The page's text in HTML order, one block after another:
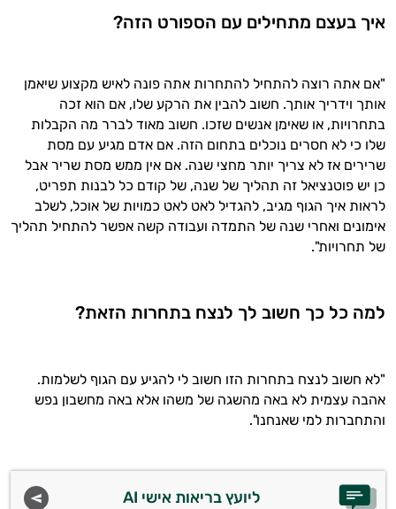
איך בעצם מתחילים עם הספורט הזה?
"אם אתה רוצה להתחיל להתחרות אתה פונה לאיש מקצוע שיאמן
אותך וידריך אותך. חשוב להבין את הרקע שלו, אם הוא זכה
בתחרויות, או שאימן אנשים שזכו. חשוב מאוד לברר מה הקבלות
שלו כי לא חסרים נוכלים בתחום הזה. אם אדם מגיע עם מסת
שרירים אז לא צריך יותר מחצי שנה. אם אין ממש מסת שריר אבל
כן יש פוטנציאל זה תהליך של שנה, של קודם כל לבנות תפריט,
לראות איך הגוף מגיב, להגדיל לאט לאט כמויות של אוכל, לשלב
אימונים ואחרי שנה של התמדה ועבודה קשה אפשר להתחיל תהליך
של תחרויות".
למה כל כך חשוב לך לנצח בתחרות הזאת?
"לא חשוב לנצח בתחרות הזו חשוב לי להגיע עם הגוף לשלמות.
אהבה עצמית לא באה מהשגה של משהו אלא באה מחשבון נפש
והתחברות למי שאנחנו".
ליועץ בריאות אישי AI